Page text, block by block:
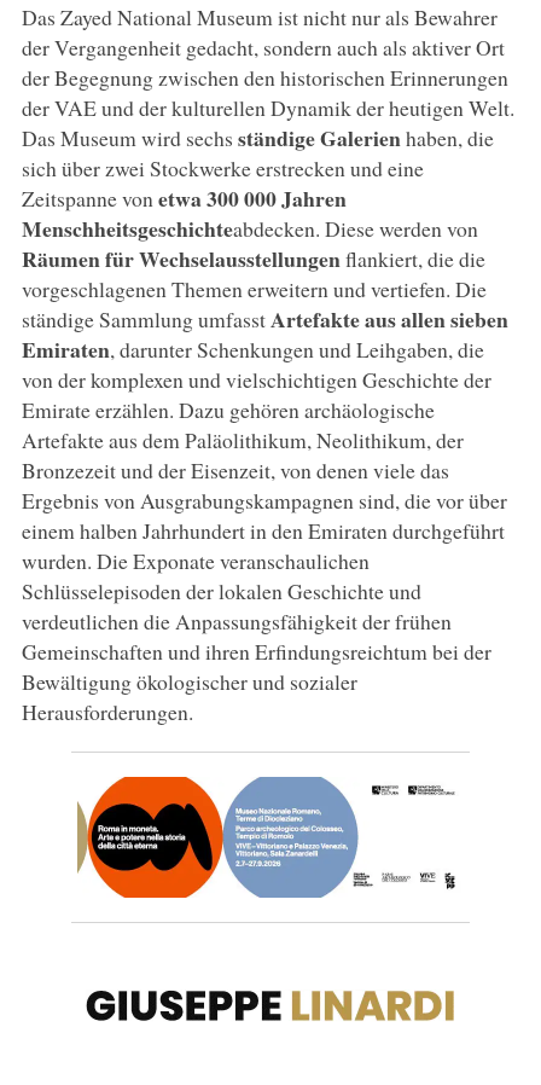
Das Zayed National Museum ist nicht nur als Bewahrer
der Vergangenheit gedacht, sondern auch als aktiver Ort
der Begegnung zwischen den historischen Erinnerungen
der VAE und der kulturellen Dynamik der heutigen Welt.
Das Museum wird sechs ständige Galerienhaben, die
sich über zwei Stockwerke erstrecken und eine
Zeitspanne von etwa 300 000 Jahren
Menschheitsgeschichteabdecken. Diese werden von
Räumen für Wechselausstellungenflankiert, die die
vorgeschlagenen Themen erweitern und vertiefen. Die
ständige Sammlung umfasstArtefakte aus allen sieben
Emiraten, darunter Schenkungen und Leihgaben, die
von der komplexen und vielschichtigen Geschichte der
Emirate erzählen. Dazu gehören archäologische
Artefakte aus dem Paläolithikum, Neolithikum, der
Bronzezeit und der Eisenzeit, von denen viele das
Ergebnis von Ausgrabungskampagnen sind, die vor über
einem halben Jahrhundert in den Emiraten durchgeführt
wurden. Die Exponate veranschaulichen
Schlüsselepisoden der lokalen Geschichte und
verdeutlichen die Anpassungsfähigkeit der frühen
Gemeinschaften und ihren Erfindungsreichtum bei der
Bewältigung ökologischer und sozialer
Herausforderungen.